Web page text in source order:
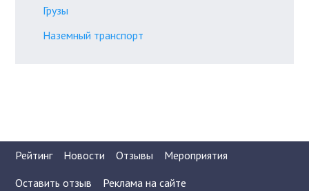
Грузы
Наземный транспорт
Рейтинг Новости Отзывы
Мероприятия
Оставить отзыв
Реклама на сайте